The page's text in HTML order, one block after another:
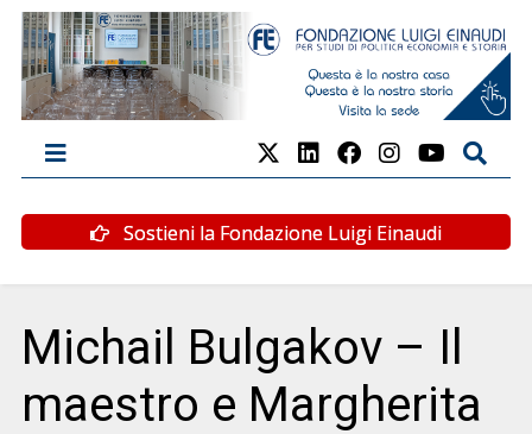
Sostieni la Fondazione Luigi Einaudi
Michail Bulgakov – Il
maestro e Margherita